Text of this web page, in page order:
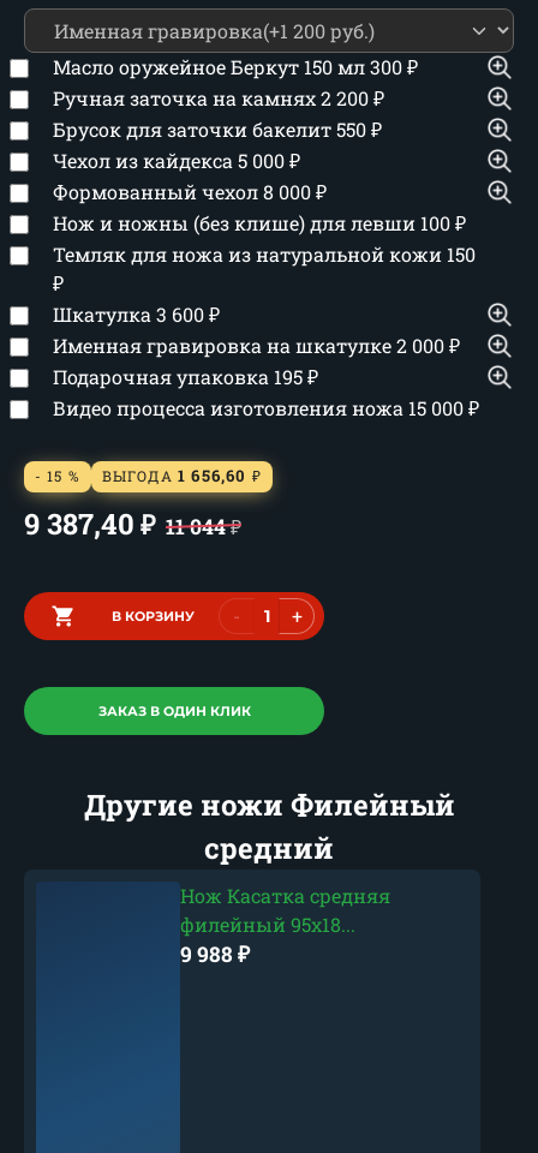
Масло оружейное Беркут 150 мл300₽
Ручная заточка на камнях2 200₽
Брусок для заточки бакелит550₽
Чехол из кайдекса 5 000₽
Формованный чехол8 000₽
Нож и ножны (без клише) для левши 100₽
Темляк для ножа из натуральной кожи 150
₽
Шкатулка 3 600₽
Именная гравировка на шкатулке2 000₽
Подарочная упаковка 195₽
Видео процесса изготовления ножа 15 000₽
- 15 % ВЫГОДА 1 656,60 ₽
9 387,40 ₽ 11 044₽
В КОРЗИНУ - +
ЗАКАЗ В ОДИН КЛИК
Другие ножи Филейный
средний
Нож Касатка средняя
филейный 95х18...
9 988 ₽